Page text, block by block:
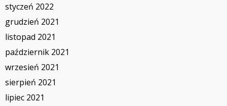
styczeń 2022
grudzień 2021
listopad 2021
październik 2021
wrzesień 2021
sierpień 2021
lipiec 2021